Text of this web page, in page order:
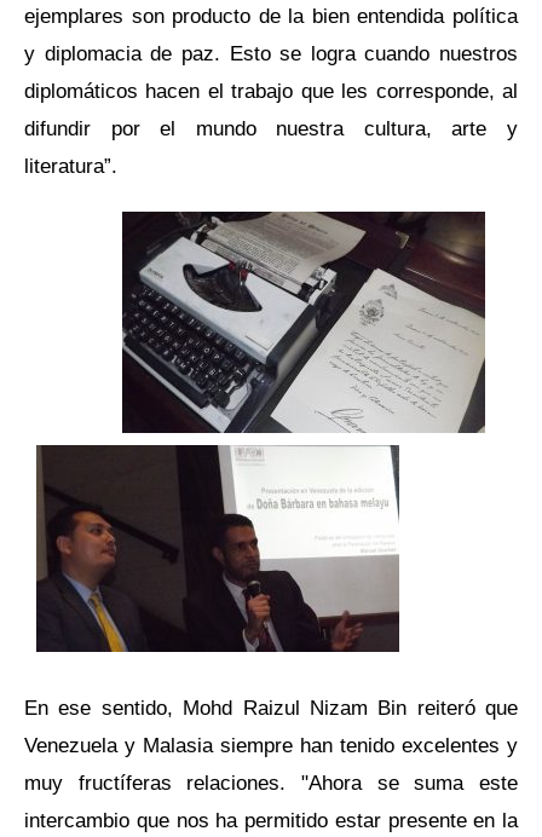
ejemplares son producto de la bien entendida política
y diplomacia de paz. Esto se logra cuando nuestros
diplomáticos hacen el trabajo que les corresponde, al
difundir por el mundo nuestra cultura, arte y
literatura”.
En ese sentido, Mohd Raizul Nizam Bin reiteró que
Venezuela y Malasia siempre han tenido excelentes y
muy fructíferas relaciones. "Ahora se suma este
intercambio que nos ha permitido estar presente en la